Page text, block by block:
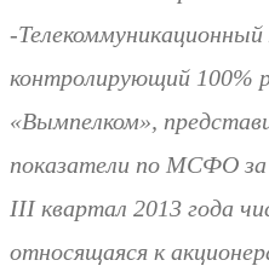
-
контролирующий 100%
«Вымпелком»,
показатели по МСФО
III квартал 2013 года
относящаяся к